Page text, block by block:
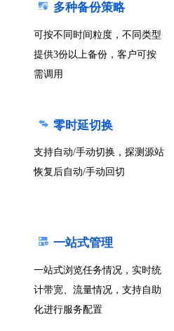
多种备份策略
可按不同时间粒度，不同类型
提供3份以上备份，客户可按
需调用
零时延切换
支持自动/手动切换，探测源站
恢复后自动/手动回切
一站式管理
一站式浏览任务情况，实时统
计带宽、流量情况，支持自助
化进行服务配置